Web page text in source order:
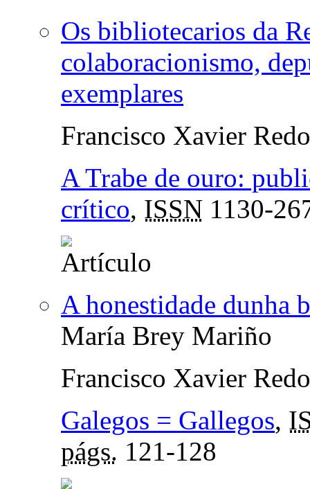
Os bibliotecarios da
colaboracionismo,
exemplares
Francisco Xavier
A Trabe de ouro:
crítico, ISSN 1130-
A honestidade dunha
María Brey Mariño
Francisco Xavier
Galegos = Gallegos,
págs. 121-128